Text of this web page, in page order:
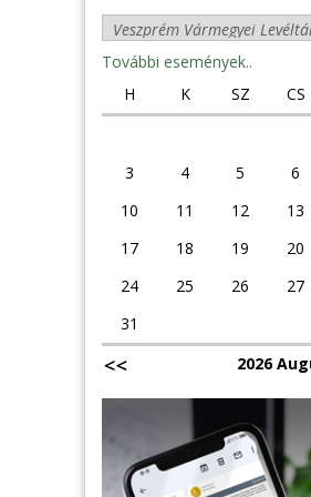
További események..
H
K SZ CS
3
4 5 6
10
11 12 13
17
18 19 20
24
25 26 27
31
2026